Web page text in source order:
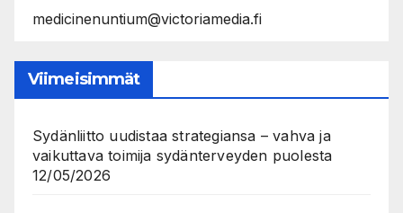
medicinenuntium@victoriamedia.fi
Viimeisimmät
Sydänliitto uudistaa strategiansa – vahva ja
vaikuttava toimija sydänterveyden puolesta
12/05/2026